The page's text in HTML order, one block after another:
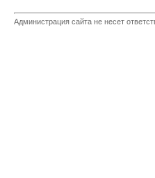
Администрация сайта не несет